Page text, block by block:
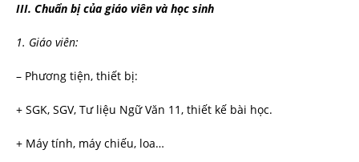
III. Chuẩn bị của giáo viên và học sinh
1. Giáo viên:
– Phương tiện, thiết bị:
+ SGK, SGV, Tư liệu Ngữ Văn 11, thiết kế bài học.
+ Máy tính, máy chiếu, loa…